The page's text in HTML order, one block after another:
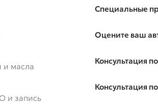
и масла
и запись
Специальные
Оцените ваш
Консультация
Консультация